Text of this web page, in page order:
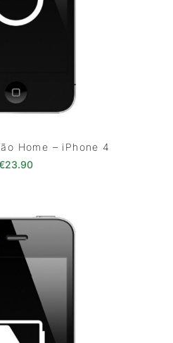
Home – iPhone 4
23.90